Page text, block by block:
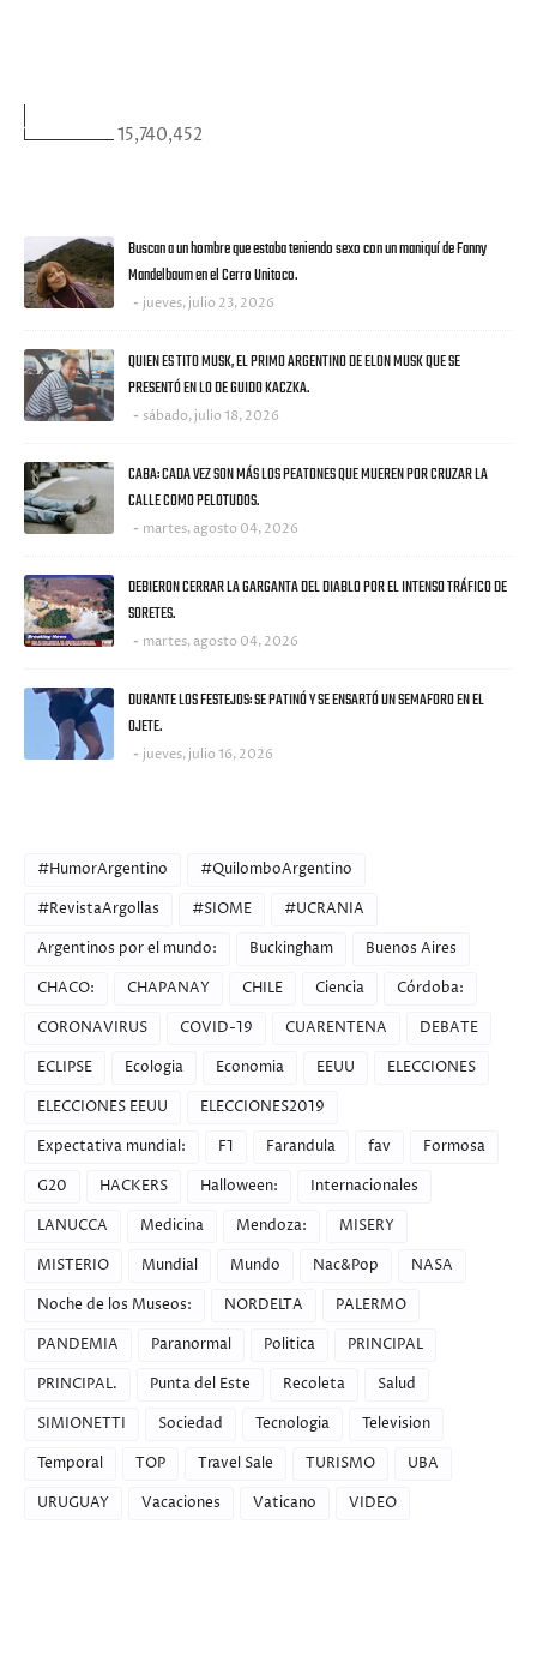
15,740,452
Buscan a un hombre que estaba teniendo sexo con un maniquí de Fanny
Mandelbaum en el Cerro Unitoco.
jueves, julio 23, 2026
QUIEN ES TITO MUSK, EL PRIMO ARGENTINO DE ELON MUSK QUE SE
PRESENTÓ EN LO DE GUIDO KACZKA.
sábado, julio 18, 2026
CABA: CADA VEZ SON MÁS LOS PEATONES QUE MUEREN POR CRUZAR LA
CALLE COMO PELOTUDOS.
martes, agosto 04, 2026
DEBIERON CERRAR LA GARGANTA DEL DIABLO POR EL INTENSO TRÁFICO DE
SORETES.
martes, agosto 04, 2026
DURANTE LOS FESTEJOS: SE PATINÓ Y SE ENSARTÓ UN SEMAFORO EN EL
OJETE.
jueves, julio 16, 2026
#HumorArgentino
#QuilomboArgentino
#RevistaArgollas
#SIOME
#UCRANIA
Argentinos por el mundo:
Buckingham
Buenos Aires
CHACO:
CHAPANAY CHILE Ciencia
Córdoba:
CORONAVIRUS
COVID-19 CUARENTENA
DEBATE
ECLIPSE
Ecologia Economia EEUU
ELECCIONES
ELECCIONES EEUU
ELECCIONES2019
Expectativa mundial:
F1 Farandula fav
Formosa
G20
HACKERS Halloween:
Internacionales
LANUCCA
Medicina Mendoza:
MISERY
MISTERIO
Mundial Mundo Nac&Pop
NASA
Noche de los Museos:
NORDELTA
PALERMO
PANDEMIA
Paranormal Politica
PRINCIPAL
PRINCIPAL.
Punta del Este Recoleta
Salud
SIMIONETTI
Sociedad Tecnologia
Television
Temporal
TOP Travel Sale TURISMO
UBA
URUGUAY
Vacaciones Vaticano VIDEO